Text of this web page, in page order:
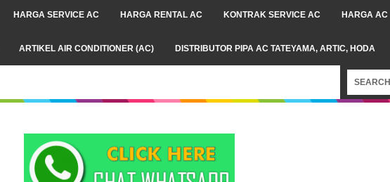
HARGA SERVICE AC HARGA RENTAL AC KONTRAK SERVICE AC HARGA AC
ARTIKEL AIR CONDITIONER (AC) DISTRIBUTOR PIPA AC TATEYAMA, ARTIC, HODA